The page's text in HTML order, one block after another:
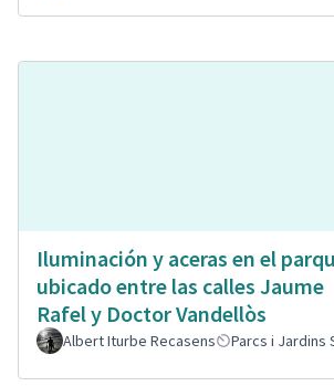
Iluminación y aceras en el
ubicado entre las calles Jaume
Rafel y Doctor Vandellòs
Albert Iturbe Recasens Parcs i Jardins